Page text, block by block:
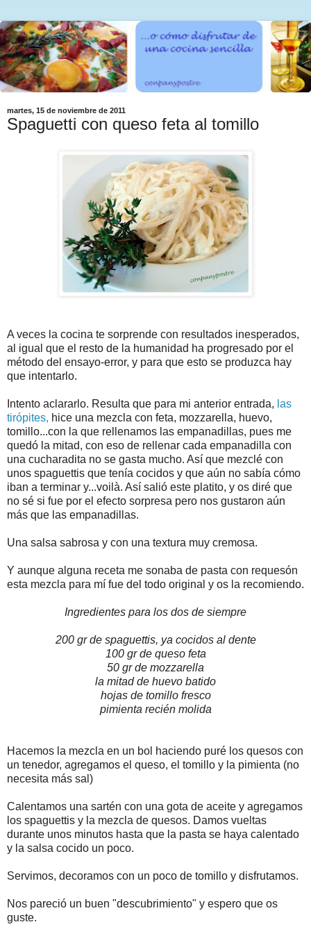
martes, 15 de noviembre de 2011
Spaguetti con queso feta al tomillo
A veces la cocina te sorprende con resultados inesperados,
al igual que el resto de la humanidad ha progresado por el
método del ensayo-error, y para que esto se produzca hay
que intentarlo.
Intento aclararlo. Resulta que para mi anterior entrada, las
tirópites, hice una mezcla con feta, mozzarella, huevo,
tomillo...con la que rellenamos las empanadillas, pues me
quedó la mitad, con eso de rellenar cada empanadilla con
una cucharadita no se gasta mucho. Así que mezclé con
unos spaguettis que tenía cocidos y que aún no sabía cómo
iban a terminar y...voilà. Así salió este platito, y os diré que
no sé si fue por el efecto sorpresa pero nos gustaron aún
más que las empanadillas.
Una salsa sabrosa y con una textura muy cremosa.
Y aunque alguna receta me sonaba de pasta con requesón
esta mezcla para mí fue del todo original y os la recomiendo.
Ingredientes para los dos de siempre
200 gr de spaguettis, ya cocidos al dente
100 gr de queso feta
50 gr de mozzarella
la mitad de huevo batido
hojas de tomillo fresco
pimienta recién molida
Hacemos la mezcla en un bol haciendo puré los quesos con
un tenedor, agregamos el queso, el tomillo y la pimienta (no
necesita más sal)
Calentamos una sartén con una gota de aceite y agregamos
los spaguettis y la mezcla de quesos. Damos vueltas
durante unos minutos hasta que la pasta se haya calentado
y la salsa cocido un poco.
Servimos, decoramos con un poco de tomillo y disfrutamos.
Nos pareció un buen "descubrimiento" y espero que os
guste.